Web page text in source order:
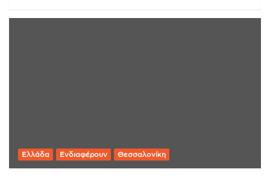
Ελλάδα Ενδιαφέρουν Θεσσαλονίκη